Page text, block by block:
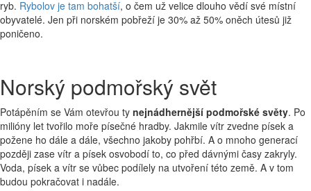
ryb. Rybolov je tam bohatší, o čem už velice dlouho vědí své místní
obyvatelé. Jen při norském pobřeží je 30% až 50% oněch útesů již
poničeno.
Norský podmořský svět
Potápěním se Vám otevřou ty nejnádhernější podmořské světy. Po
milióny let tvořilo moře písečné hradby. Jakmile vítr zvedne písek a
požene ho dále a dále, všechno jakoby pohřbí. A o mnoho generací
později zase vítr a písek osvobodí to, co před dávnými časy zakryly.
Voda, písek a vítr se vůbec podílely na utvoření této země. A v tom
budou pokračovat i nadále.